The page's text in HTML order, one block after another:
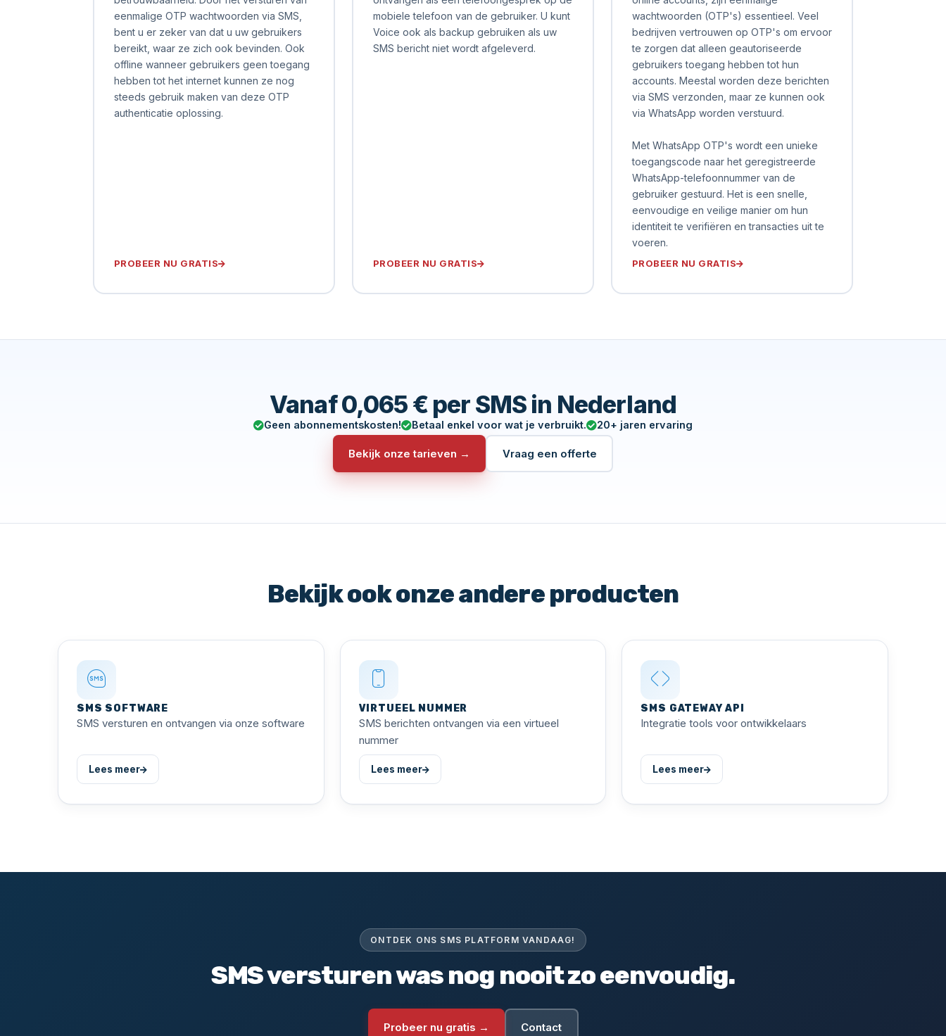
eenmalige OTP wachtwoorden via SMS,
bent u er zeker van dat u uw gebruikers
bereikt, waar ze zich ook bevinden. Ook
offline wanneer gebruikers geen toegang
hebben tot het internet kunnen ze nog
steeds gebruik maken van deze OTP
authenticatie oplossing.
PROBEER NU GRATIS
mobiele telefoon van de gebruiker. U kunt
Voice ook als backup gebruiken als uw
SMS bericht niet wordt afgeleverd.
PROBEER NU GRATIS
wachtwoorden (OTP's) essentieel. Veel
bedrijven vertrouwen op OTP's om ervoor
te zorgen dat alleen geautoriseerde
gebruikers toegang hebben tot hun
accounts. Meestal worden deze berichten
via SMS verzonden, maar ze kunnen ook
via WhatsApp worden verstuurd.
Met WhatsApp OTP's wordt een unieke
toegangscode naar het geregistreerde
WhatsApp-telefoonnummer van de
gebruiker gestuurd. Het is een snelle,
eenvoudige en veilige manier om hun
identiteit te verifiëren en transacties uit te
voeren.
PROBEER NU GRATIS
Vanaf 0,065 € per SMS in Nederland
Geen abonnementskosten! Betaal enkel voor wat je verbruikt. 20+ jaren ervaring
Bekijk onze tarieven → Vraag een offerte
Bekijk ook onze andere producten
SMS SOFTWARE
SMS versturen en ontvangen via onze software
Lees meer
VIRTUEEL NUMMER
SMS berichten ontvangen via een virtueel
nummer
Lees meer
SMS GATEWAY API
Integratie tools voor ontwikkelaars
Lees meer
ONTDEK ONS SMS PLATFORM VANDAAG!
SMS versturen was nog nooit zo eenvoudig.
Probeer nu gratis → Contact